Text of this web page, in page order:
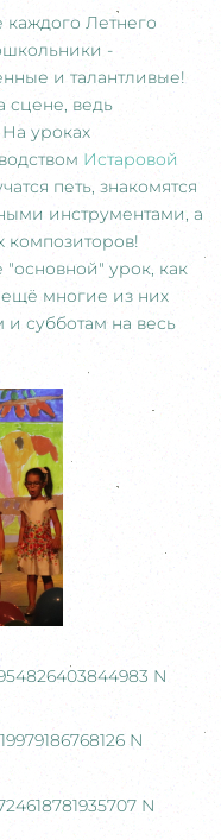
каждого Летнего
-
и талантливые!
сцене, ведь
уроках
Истаровой
петь, знакомятся
инструментами, а
композиторов!
урок, как
многие из них
и субботам на весь